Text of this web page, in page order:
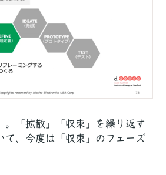
。「拡散」「収束」を繰り返す
て、今度は「収束」のフェーズ